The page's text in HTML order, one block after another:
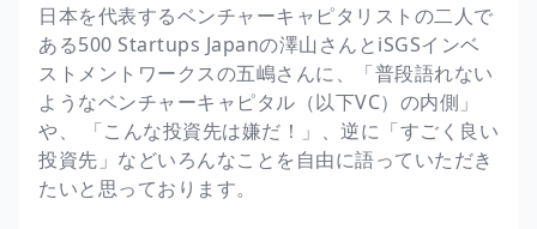
日本を代表するベンチャーキャピタリストの二人で
ある500 Startups Japanの澤山さんとiSGSインベ
ストメントワークスの五嶋さんに、「普段語れない
ようなベンチャーキャピタル（以下VC）の内側」
や、 「こんな投資先は嫌だ！」、逆に「すごく良い
投資先」などいろんなことを自由に語っていただき
たいと思っております。